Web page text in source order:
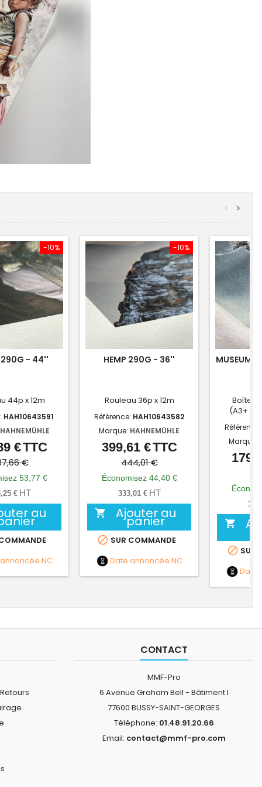
>
<
-10%
290G - 44''
44p x 12m
HAH10643591
HAHNEMÜHLE
Prix
Prix
de
base
€TTC
€
53,77 €
€ HT
au
NC
-10%
HEMP 290G - 36''
Rouleau 36p x 12m
Référence: HAH10643582
Marque: HAHNEMÜHLE
Prix
Prix
de
base
399,61 €TTC
444,01 €
Économisez 44,40 €
333,01 € HT
 Ajouter au
panier
 SUR COMMANDE
Date annoncée NC
MUSEUM
Boîte
(A3+ :
Marque:

 SUR
Date
CONTACT
MMF-Pro
6 Avenue Graham Bell - Bâtiment I
77600 BUSSY-SAINT-GEORGES
Téléphone: 01.48.91.20.66
Email: contact@mmf-pro.com